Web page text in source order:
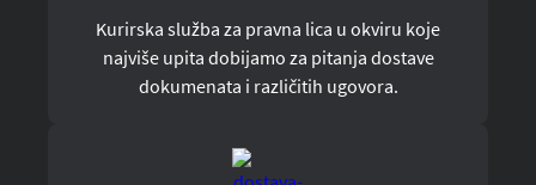
Kurirska služba za pravna lica u okviru koje
najviše upita dobijamo za pitanja dostave
dokumenata i različitih ugovora.